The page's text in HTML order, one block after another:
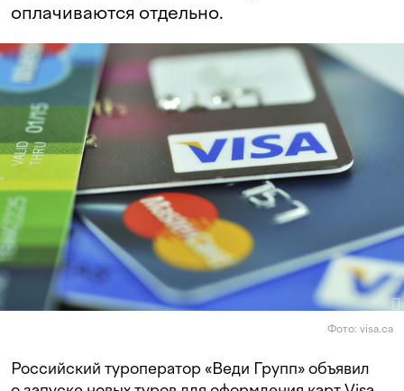
оплачиваются отдельно.
Фото: visa.ca
Российский туроператор «Веди Групп» объявил